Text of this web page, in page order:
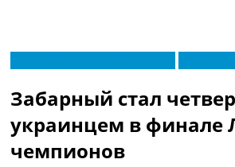
МенюНовости футбола
Видео
Трансферы
Новости футбола Украины
Забарный стал
украинцем в финале
чемпионов